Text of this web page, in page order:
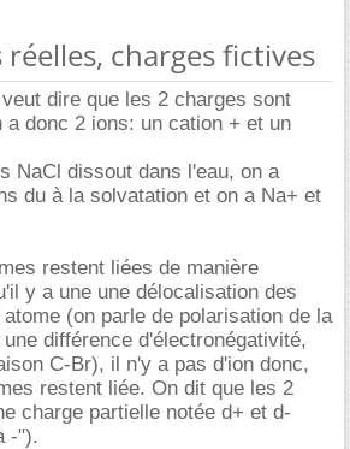
réelles, charges fictives
dire que les 2 charges sont
a donc 2 ions: un cation + et un
NaCl dissout dans l'eau, on a
du à la solvatation et on a Na+ et
restent liées de manière
y a une une délocalisation des
(on parle de polarisation de la
différence d'électronégativité,
C-Br), il n'y a pas d'ion donc,
restent liée. On dit que les 2
charge partielle notée d+ et d-
-").